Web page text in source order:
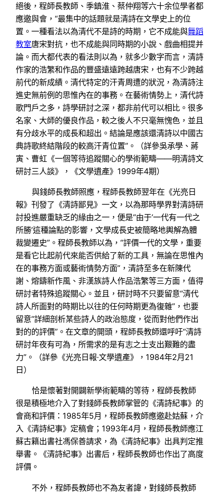
絕後，程師長教師、季鎮淮、蔡仲翔等六十余位學者都
應邀與會，“最集中的話題就是清詩在文學史上的位
置。一種看法以為清代不是詩的時期，它不成能與舞蹈
教室唐宋對抗，也不成能與同時期的小說、戲曲相提并
論。而大都代表的看法則以為，就多少數字而言，清詩
作家的浩繁和作品的豐盛遠遠跨越唐宋，也有不少跨越
前代的新成績。清代特定的汗青周遭的狀況，為清詩注
進史無前例的思惟內在的事務。在藝術情勢上，清代詩
歌門戶之多，詩學研討之深，都非前代可以相比。很多
名家、大師的優良作品，較之後人不只毫無愧色，並且
有分歧水平的成長和超出。結論是應該還清詩以中國古
典詩歌終結階段的較高汗青位置”。（詳參吳承學、蔣
寅、曹虹《一個等待追蹤關心的學術範疇——明清詩文
研討三人談》，《文學遺產》1999年4期）
與錢師長教師照應，程師長教師翌年在《光亮日
報》刊發了《清詩鄙見》一文，以為那時學界對清詩研
討投進嚴重缺乏的緣由之一，便是“由于‘一代有一代之
所勝’這種論點的影響，文學成長史被簡略地輿解為體
裁變遷史”。程師長教師以為，“評價一代的文學，重要
是看它比起前代來能否供給了新的工具，無論在思惟內
在的事務方面或藝術情勢方面”，清詩至多在新陳代
謝、熔鑄新作風、非漢族詩人作品浩繁等三方面，值得
研討者特殊追蹤關心。並且，研討時不只要留意“清代
詩人所面對的時期比以往的任何時期更為復雜”，也要
留意“詳細剖析某些詩人的政治態度，從而對他們作出
對的的評價”。在文章的開頭，程師長教師還呼吁“清詩
研討年夜有可為，所需求的是有志之士支出艱難的盡
力”。（詳參《光亮日報·文學遺產》，1984年2月21
日）
恰是懷著對開闢新學術範疇的等待，程師長教師
很是積極地介入了對錢師長教師掌管的《清詩紀事》的
會商和評價：1985年5月，程師長教師應邀赴姑蘇，介
入《清詩紀事》定稿會；1993年4月，程師長教師應江
蘇古籍出書社馮保善請求，為《清詩紀事》出具判定推
舉書。《清詩紀事》出書后，程師長教師也作出了高度
評價。
不外，程師長教師也不為友者諱，對錢師長教師